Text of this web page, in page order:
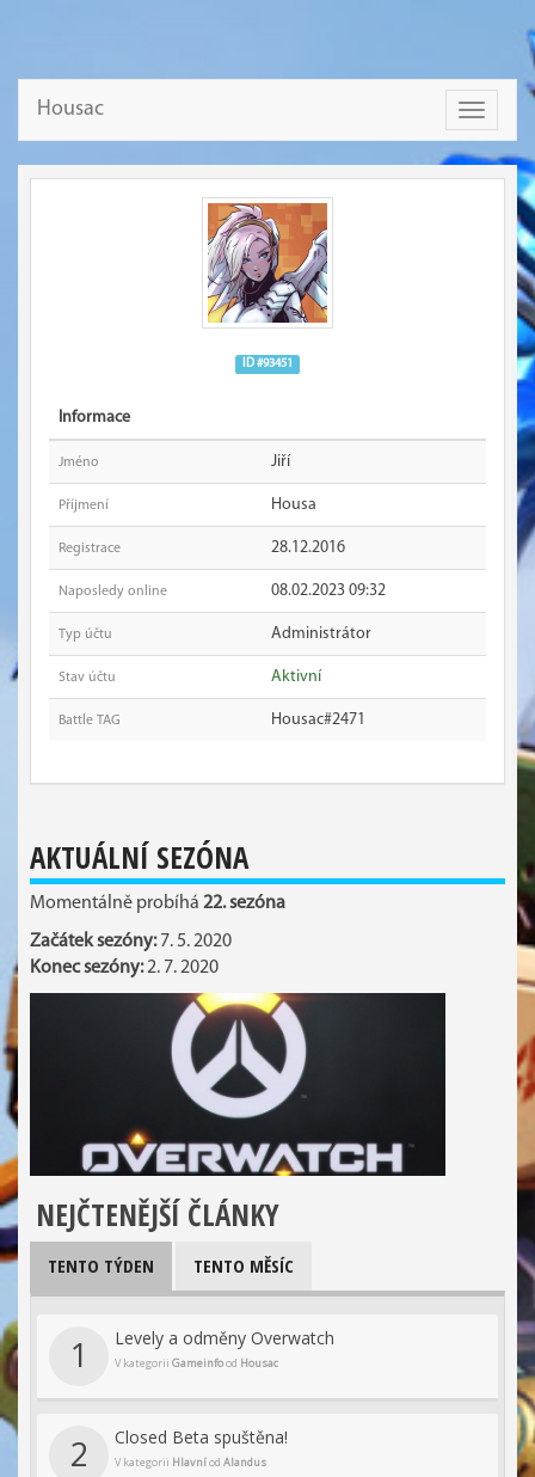
Toggle
Housac
ID #93451
Informace
Jméno Jiří
Příjmení Housa
Registrace 28.12.2016
Naposledy online 08.02.2023 09:32
Typ účtu Administrátor
Stav účtu Aktivní
Battle TAG Housac#2471
AKTUÁLNÍ SEZÓNA
Momentálně probíhá 22. sezóna
Začátek sezóny:7. 5. 2020
Konec sezóny:2. 7. 2020
NEJČTENĚJŠÍ ČLÁNKY
TENTO TÝDEN TENTO MĚSÍC
1 Levely a odměny Overwatch
V kategorii Gameinfood Housac
2 Closed Beta spuštěna!
V kategorii Hlavníod Alandus